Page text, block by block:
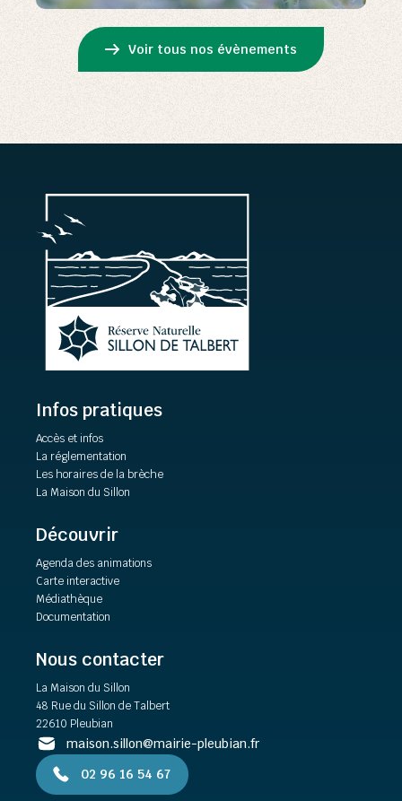
Voir tous nos évènements
Infos pratiques
Accès et infos
La réglementation
Les horaires de la brèche
La Maison du Sillon
Découvrir
Agenda des animations
Carte interactive
Médiathèque
Documentation
Nous contacter
La Maison du Sillon
48 Rue du Sillon de Talbert
22610 Pleubian
maison.sillon@mairie-pleubian.fr
02 96 16 54 67